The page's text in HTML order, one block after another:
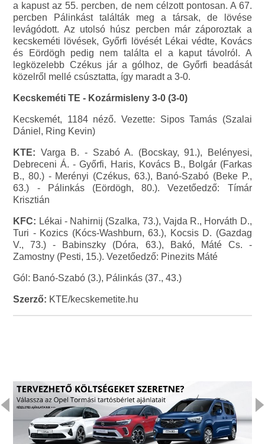
a kapust az 55. percben, de nem célzott pontosan. A 67.
percben Pálinkást találták meg a társak, de lövése
levágódott. Az utolsó húsz percben már záporoztak a
kecskeméti lövések, Győrfi lövését Lékai védte, Kovács
és Eördögh pedig nem találta el a kaput távolról. A
legközelebb Czékus jár a gólhoz, de Győrfi beadását
közelről mellé csúsztatta, így maradt a 3-0.
Kecskeméti TE - Kozármisleny 3-0 (3-0)
Kecskemét, 1184 néző. Vezette: Sipos Tamás (Szalai
Dániel, Ring Kevin)
KTE: Varga B. - Szabó A. (Bocskay, 91.), Belényesi,
Debreceni Á. - Győrfi, Haris, Kovács B., Bolgár (Farkas
B., 80.) - Merényi (Czékus, 63.), Banó-Szabó (Beke P.,
63.) - Pálinkás (Eördögh, 80.). Vezetőedző: Tímár
Krisztián
KFC: Lékai - Nahirnij (Szalka, 73.), Vajda R., Horváth D.,
Turi - Kozics (Kócs-Washburn, 63.), Kocsis D. (Gazdag
V., 73.) - Babinszky (Dóra, 63.), Bakó, Máté Cs. -
Zamostny (Pesti, 15.). Vezetőedző: Pinezits Máté
Gól: Banó-Szabó (3.), Pálinkás (37., 43.)
Szerző: KTE/kecskemetite.hu